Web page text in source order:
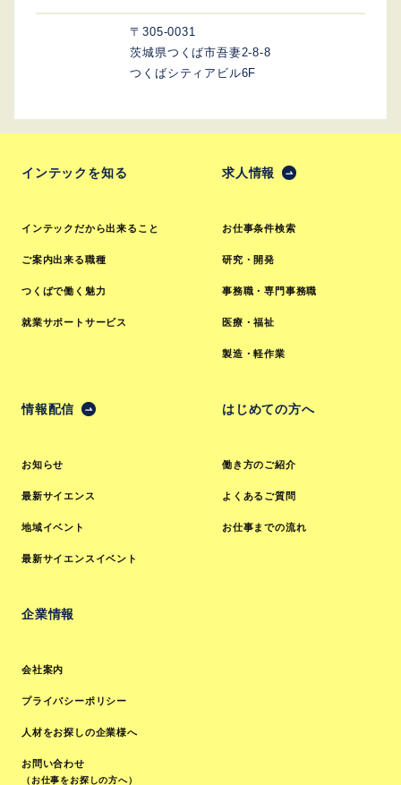
〒305-0031
茨城県つくば市吾妻2-8-8
つくばシティアビル6F
インテックを知る
インテックだから出来ること
ご案内出来る職種
つくばで働く魅力
就業サポートサービス
求人情報
お仕事条件検索
研究・開発
事務職・専門事務職
医療・福祉
製造・軽作業
情報配信
お知らせ
最新サイエンス
地域イベント
最新サイエンスイベント
はじめての方へ
働き方のご紹介
よくあるご質問
お仕事までの流れ
企業情報
会社案内
プライバシーポリシー
人材をお探しの企業様へ
お問い合わせ
（お仕事をお探しの方へ）